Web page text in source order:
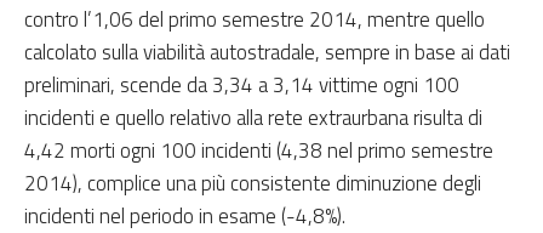
contro l’1,06 del primo semestre 2014, mentre quello
calcolato sulla viabilità autostradale, sempre in base ai dati
preliminari, scende da 3,34 a 3,14 vittime ogni 100
incidenti e quello relativo alla rete extraurbana risulta di
4,42 morti ogni 100 incidenti (4,38 nel primo semestre
2014), complice una più consistente diminuzione degli
incidenti nel periodo in esame (-4,8%).